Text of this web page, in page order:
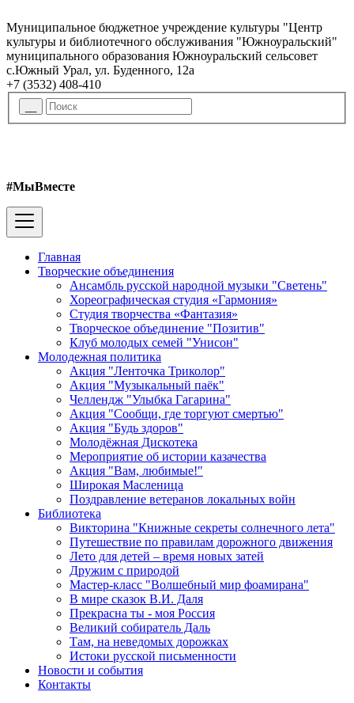
Муниципальное бюджетное учреждение культуры "Центр
культуры и библиотечного обслуживания "Южноуральский"
муниципального образования Южноуральский сельсовет
с.Южный Урал, ул. Буденного, 12а
+7 (3532) 408-410
#МыВместе
Главная
Творческие объединения
Ансамбль русской народной музыки "Светень"
Хореографическая студия «Гармония»
Студия творчества «Фантазия»
Творческое объединение "Позитив"
Клуб молодых семей "Унисон"
Молодежная политика
Акция "Ленточка Триколор"
Акция "Музыкальный паёк"
Челлендж "Улыбка Гагарина"
Акция "Сообщи, где торгуют смертью"
Акция "Будь здоров"
Молодёжная Дискотека
Мероприятие об истории казачества
Акция "Вам, любимые!"
Широкая Масленица
Поздравление ветеранов локальных войн
Библиотека
Викторина "Книжные секреты солнечного лета"
Путешествие по правилам дорожного движения
Лето для детей – время новых затей
Дружим с природой
Мастер-класс "Волшебный мир фоамирана"
В мире сказок В.И. Даля
Прекрасна ты - моя Россия
Великий собиратель Даль
Там, на неведомых дорожках
Истоки русской письменности
Новости и события
Контакты